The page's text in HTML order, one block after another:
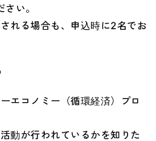
い。
れる場合も、申込時に2名でお
エコノミー（循環経済）プロ
動が行われているかを知りた